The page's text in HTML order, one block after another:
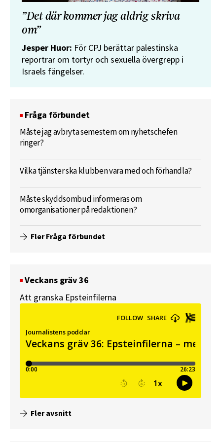
”Det där kommer jag aldrig skriva
om”
Jesper Huor: För CPJ berättar palestinska
reportrar om tortyr och sexuella övergrepp i
Israels fängelser.
Fråga förbundet
Måste jag avbryta semestern om nyhetschefen
ringer?
Vilka tjänster ska klubben vara med och förhandla?
Måste skyddsombud informeras om
omorganisationer på redaktionen?
Fler Fråga förbundet
Veckans gräv 36
Att granska Epsteinfilerna
Fler avsnitt